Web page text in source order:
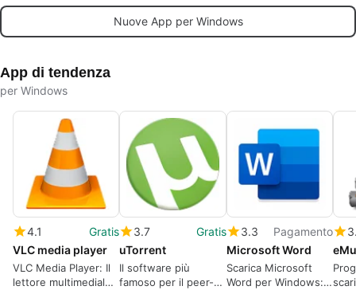
Exchange: Dare
Priorità agli Utenti,
Filtrare gli Elementi e
Nuove App per Windows
App di tendenza
per Windows
4.1
Gratis
VLC media player
VLC Media Player: Il
lettore multimediale
3.7
Gratis
uTorrent
Il software più
famoso per il peer-
3.3
Pagamento
Microsoft Word
Scarica Microsoft
Word per Windows: Il